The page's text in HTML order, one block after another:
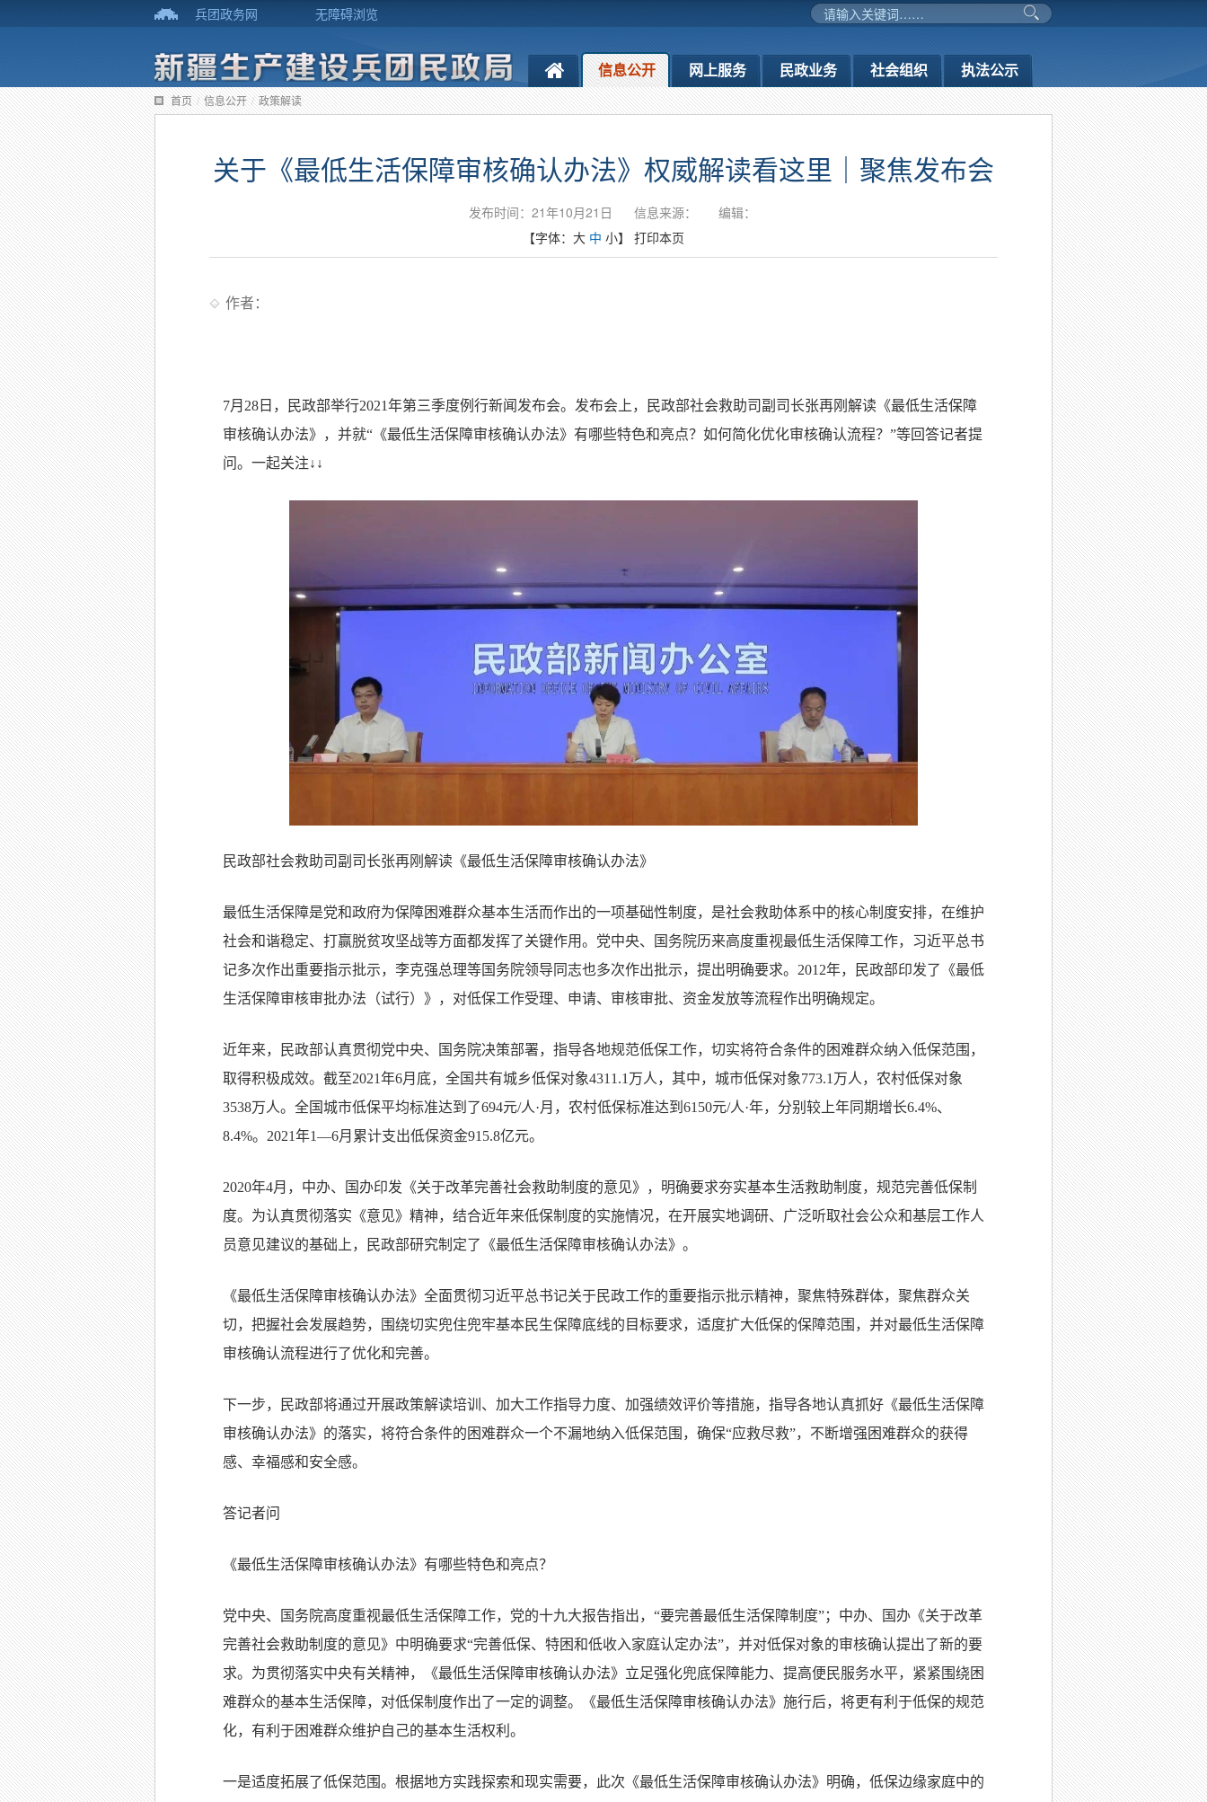
兵团政务网 无障碍浏览
信息公开 网上服务 民政业务 社会组织 执法公示
首页 / 信息公开 / 政策解读
关于《最低生活保障审核确认办法》权威解读看这里｜聚焦发布会
发布时间：21年10月21日 信息来源：
编辑：
【字体： 大 中 小】 打印本页
作者：
7月 28 日，民政部举行2021年第三季度例行新闻发布会。发布会上，民政部社会救助司副司长张再刚解读《最低生活保障
审核确认办法》，并就“ 《最低生活保障审核确认办法》有哪些特色和亮点？如何简化优化审核确认流程？ ”等回答记者提
问。一起关注↓↓
民政部社会救助司副司长张再刚解读《最低生活保障审核确认办法》
最低生活保障是党和政府为保障困难群众基本生活而作出的一项基础性制度，是社会救助体系中的核心制度安排，在维护
社会和谐稳定、打赢脱贫攻坚战等方面都发挥了关键作用。党中央、国务院历来高度重视最低生活保障工作，习近平总书
记多次作出重要指示批示，李克强总理等国务院领导同志也多次作出批示，提出明确要求。 2012年，民政部印发了《最低
生活保障审核审批办法（试行）》，对低保工作受理、申请、审核审批、资金发放等流程作出明确规定。
近年来，民政部认真贯彻党中央、国务院决策部署，指导各地规范低保工作，切实将符合条件的困难群众纳入低保范围，
取得积极成效。截至2021年6月底，全国共有城乡低保对象4311.1 万人，其中，城市低保对象773.1 万人，农村低保对象
3538万人。全国城市低保平均标准达到了694元/人·月，农村低保标准达到 6150元/人·年，分别较上年同期增长6.4%、
8.4%。 2021年1—6月累计支出低保资金915.8亿元。
2020年4月，中办、国办印发《关于改革完善社会救助制度的意见》，明确要求夯实基本生活救助制度，规范完善低保制
度。为认真贯彻落实《意见》精神，结合近年来低保制度的实施情况，在开展实地调研、广泛听取社会公众和基层工作人
员意见建议的基础上，民政部研究制定了《最低生活保障审核确认办法》。
《最低生活保障审核确认办法》全面贯彻习近平总书记关于民政工作的重要指示批示精神，聚焦特殊群体，聚焦群众关
切，把握社会发展趋势，围绕切实兜住兜牢基本民生保障底线的目标要求，适度扩大低保的保障范围，并对最低生活保障
审核确认流程进行了优化和完善。
下一步，民政部将通过开展政策解读培训、加大工作指导力度、加强绩效评价等措施，指导各地认真抓好《最低生活保障
审核确认办法》的落实，将符合条件的困难群众一个不漏地纳入低保范围，确保“应救尽救”，不断增强困难群众的获得
感、幸福感和安全感。
答记者问
《最低生活保障审核确认办法》有哪些特色和亮点？
党中央、国务院高度重视最低生活保障工作，党的十九大报告指出， “要完善最低生活保障制度”；中办、国办《关于改革
完善社会救助制度的意见》中明确要求“完善低保、特困和低收入家庭认定办法”，并对低保对象的审核确认提出了新的要
求。为贯彻落实中央有关精神，《最低生活保障审核确认办法》立足强化兜底保障能力、提高便民服务水平，紧紧围绕困
难群众的基本生活保障，对低保制度作出了一定的调整。《最低生活保障审核确认办法》施行后，将更有利于低保的规范
化，有利于困难群众维护自己的基本生活权利。
一是适度拓展了低保范围。 根据地方实践探索和现实需要，此次《最低生活保障审核确认办法》明确，低保边缘家庭中的